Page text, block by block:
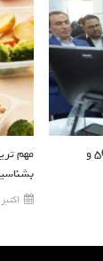
مهم
اکتبر 28, 2024
بازدید وزیر ارتباطات از توانمندی‌های ۵G و